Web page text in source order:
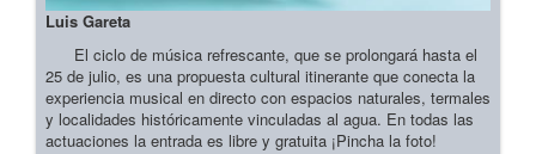
Luis Gareta
El ciclo de música refrescante, que se prolongará hasta el
25 de julio, es una propuesta cultural itinerante que conecta la
experiencia musical en directo con espacios naturales, termales
y localidades históricamente vinculadas al agua. En todas las
actuaciones la entrada es libre y gratuita ¡Pincha la foto!